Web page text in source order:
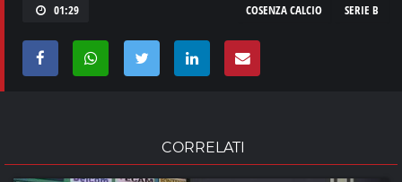
01:29 SERIE B
COSENZA CALCIO
CORRELATI